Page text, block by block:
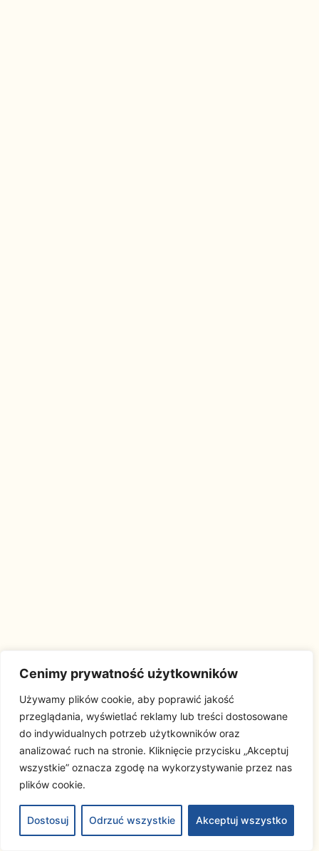
Cenimy prywatność użytkowników
Używamy plików cookie, aby poprawić jakość
przeglądania, wyświetlać reklamy lub treści dostosowane
do indywidualnych potrzeb użytkowników oraz
analizować ruch na stronie. Kliknięcie przycisku „Akceptuj
wszystkie” oznacza zgodę na wykorzystywanie przez nas
plików cookie.
Dostosuj Odrzuć wszystkie Akceptuj wszystko